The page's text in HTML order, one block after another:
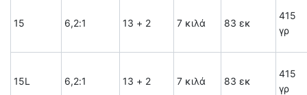
15 6,2:1 13 + 2 7 κιλά 83 εκ
415
γρ
15L 6,2:1 13 + 2 7 κιλά 83 εκ
415
γρ